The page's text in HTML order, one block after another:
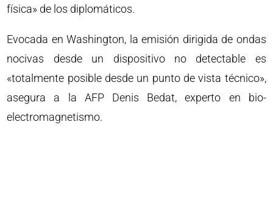
física» de los diplomáticos.
Evocada en Washington, la emisión dirigida de ondas
nocivas desde un dispositivo no detectable es
«totalmente posible desde un punto de vista técnico»,
asegura a la AFP Denis Bedat, experto en bio-
electromagnetismo.